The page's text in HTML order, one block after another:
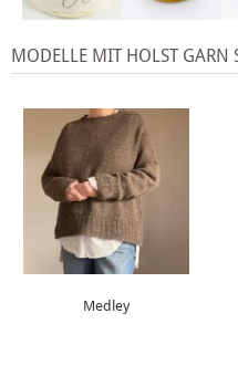
MODELLE MIT HOLST GARN
Medley